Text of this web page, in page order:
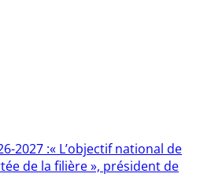
2027 :« L’objectif national de
de la filière », président de